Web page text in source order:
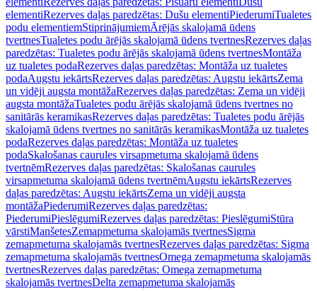
elementiRezerves daļas paredzētas: Dušu elementiPiederumiTualetes
podu elementiemStiprinājumiemĀrējās skalojamā ūdens
tvertnesTualetes podu ārējās skalojamā ūdens tvertnesRezerves daļas
paredzētas: Tualetes podu ārējās skalojamā ūdens tvertnesMontāža
uz tualetes podaRezerves daļas paredzētas: Montāža uz tualetes
podaAugstu iekārtsRezerves daļas paredzētas: Augstu iekārtsZema
un vidēji augsta montāžaRezerves daļas paredzētas: Zema un vidēji
augsta montāžaTualetes podu ārējās skalojamā ūdens tvertnes no
sanitārās keramikasRezerves daļas paredzētas: Tualetes podu ārējās
skalojamā ūdens tvertnes no sanitārās keramikasMontāža uz tualetes
podaRezerves daļas paredzētas: Montāža uz tualetes
podaSkalošanas caurules virsapmetuma skalojamā ūdens
tvertnēmRezerves daļas paredzētas: Skalošanas caurules
virsapmetuma skalojamā ūdens tvertnēmAugstu iekārtsRezerves
daļas paredzētas: Augstu iekārtsZema un vidēji augsta
montāžaPiederumiRezerves daļas paredzētas:
PiederumiPieslēgumiRezerves daļas paredzētas: PieslēgumiStūra
vārstiManšetesZemapmetuma skalojamās tvertnesSigma
zemapmetuma skalojamās tvertnesRezerves daļas paredzētas: Sigma
zemapmetuma skalojamās tvertnesOmega zemapmetuma skalojamās
tvertnesRezerves daļas paredzētas: Omega zemapmetuma
skalojamās tvertnesDelta zemapmetuma skalojamās